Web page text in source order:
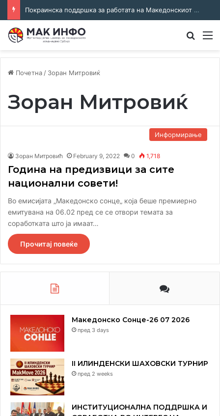
Покраинска поддршка за работата на Македонскиот национален совет: потпишан договор за суфинансирање на активностите
Почетна / Зоран Митровиќ
Зоран Митровиќ
Информирање
Зоран Митровић February 9, 2022 0 1,718
Година на предизвици за сите
национални совети!
Во емисијата „Македонско сонце„ која беше премиерно
емитувана на 06.02 пред се се отвори темата за
соработката што ја имаат…
Прочитај повеќе
Македонско Сонце-26 07 2026
пред 3 days
II ИЛИНДЕНСКИ ШАХОВСКИ ТУРНИР
пред 2 weeks
ИНСТИТУЦИОНАЛНА ПОДДРШКА И